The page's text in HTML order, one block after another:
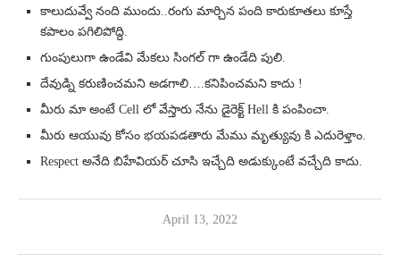
కాలుదువ్వే నంది ముందు..రంగు మార్చిన పంది కారుకూతలు కూస్తే
కపాలం పగిలిపోద్ది.
గుంపులుగా ఉండేవి మేకలు సింగల్ గా ఉండేది పులి.
దేవుడ్ని కరుణించమని అడగాలి….కనిపించమని కాదు !
మీరు మా అంటే Cell లో వేస్తారు నేను డైరెక్ట్ Hell కి పంపించా.
మీరు ఆయువు కోసం భయపడతారు మేము మృత్యువు కి ఎదురెళ్తాం.
Respect అనేది బిహేవియర్ చూసి ఇచ్చేది అడుక్కుంటే వచ్చేది కాదు.
April 13, 2022